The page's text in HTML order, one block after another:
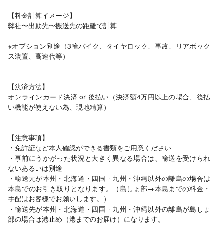
【料金計算イメージ】
弊社〜出動先〜搬送先の距離で計算
※オプション別途（3輪バイク、タイヤロック、事故、リアボック
ス装置、高速代等）
【決済方法】
オンラインカード決済 or 後払い（決済額4万円以上の場合、後払
い機能が使えない為、現地精算）
【注意事項】
・免許証など本人確認ができる書類をご用意ください
・事前にうかがった状況と大きく異なる場合は、輸送を受けられ
ないあるいは別途
・輸送元が本州・北海道・四国・九州・沖縄以外の離島の場合は
本島でのお引き取りとなります。（島しょ部→本島までの料金・
手配はお客様でお願いします。）
・輸送先が本州・北海道・四国・九州・沖縄以外の離島が島しょ
部の場合は港止め（港までのお届け）になります。